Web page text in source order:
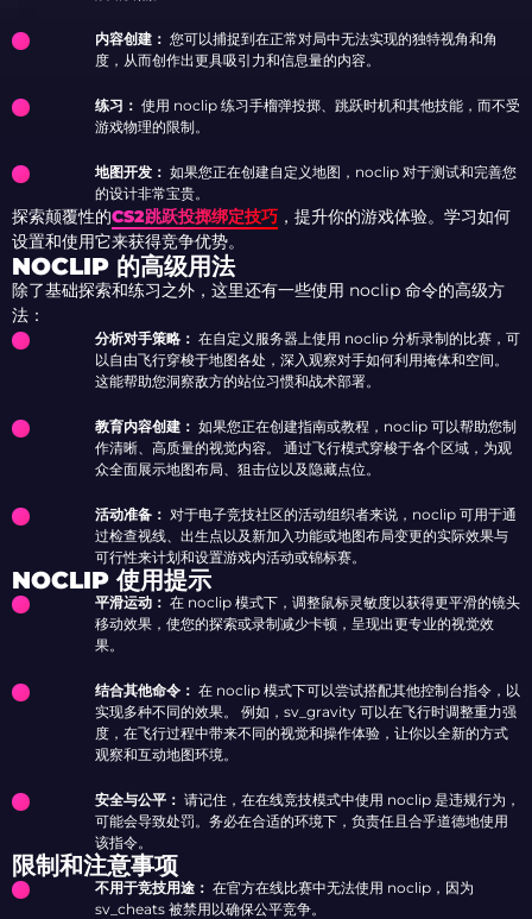
内容创建： 您可以捕捉到在正常对局中无法实现的独特视角和角
度，从而创作出更具吸引力和信息量的内容。
练习： 使用 noclip 练习手榴弹投掷、跳跃时机和其他技能，而不受
游戏物理的限制。
地图开发： 如果您正在创建自定义地图，noclip 对于测试和完善您
的设计非常宝贵。
探索颠覆性的CS2跳跃投掷绑定技巧 ，提升你的游戏体验。学习如何
设置和使用它来获得竞争优势。
NOCLIP 的高级用法
除了基础探索和练习之外，这里还有一些使用 noclip 命令的高级方
法：
分析对手策略： 在自定义服务器上使用 noclip 分析录制的比赛，可
以自由飞行穿梭于地图各处，深入观察对手如何利用掩体和空间。
这能帮助您洞察敌方的站位习惯和战术部署。
教育内容创建： 如果您正在创建指南或教程，noclip 可以帮助您制
作清晰、高质量的视觉内容。 通过飞行模式穿梭于各个区域，为观
众全面展示地图布局、狙击位以及隐藏点位。
活动准备： 对于电子竞技社区的活动组织者来说，noclip 可用于通
过检查视线、出生点以及新加入功能或地图布局变更的实际效果与
可行性来计划和设置游戏内活动或锦标赛。
NOCLIP 使用提示
平滑运动： 在 noclip 模式下，调整鼠标灵敏度以获得更平滑的镜头
移动效果，使您的探索或录制减少卡顿，呈现出更专业的视觉效
果。
结合其他命令： 在 noclip 模式下可以尝试搭配其他控制台指令，以
实现多种不同的效果。 例如，sv_gravity 可以在飞行时调整重力强
度，在飞行过程中带来不同的视觉和操作体验，让你以全新的方式
观察和互动地图环境。
安全与公平： 请记住，在在线竞技模式中使用 noclip 是违规行为，
可能会导致处罚。务必在合适的环境下，负责任且合乎道德地使用
该指令。
限制和注意事项
不用于竞技用途： 在官方在线比赛中无法使用 noclip，因为
sv_cheats 被禁用以确保公平竞争。